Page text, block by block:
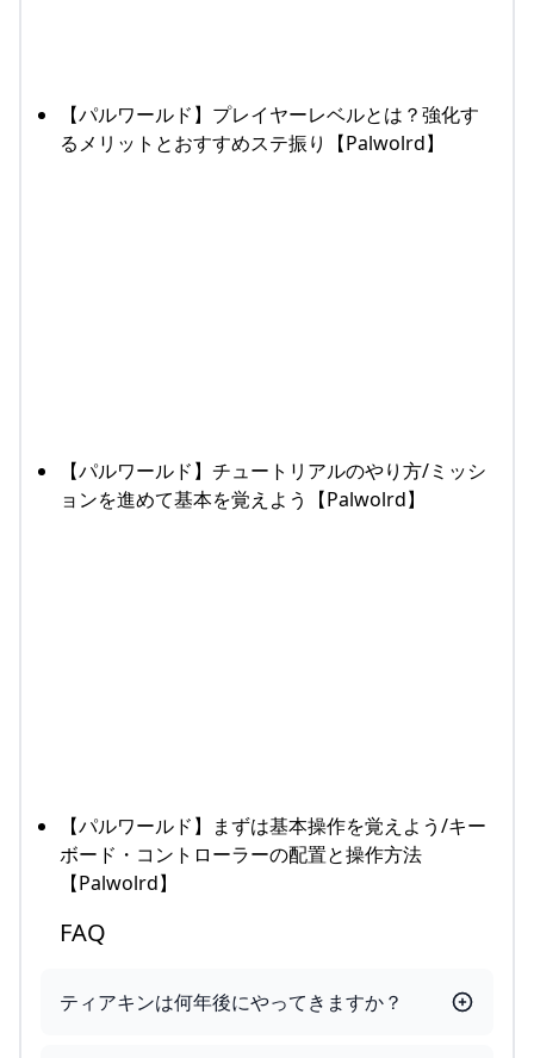
【パルワールド】プレイヤーレベルとは？強化す
るメリットとおすすめステ振り【Palwolrd】
【パルワールド】チュートリアルのやり方/ミッシ
ョンを進めて基本を覚えよう【Palwolrd】
【パルワールド】まずは基本操作を覚えよう/キー
ボード・コントローラーの配置と操作方法
【Palwolrd】
FAQ
ティアキンは何年後にやってきますか？